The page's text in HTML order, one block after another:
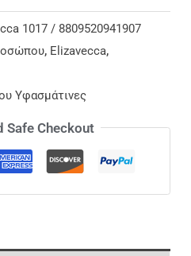
1017 / 8809520941907
, Elizavecca,
Υφασμάτινες
Safe Checkout